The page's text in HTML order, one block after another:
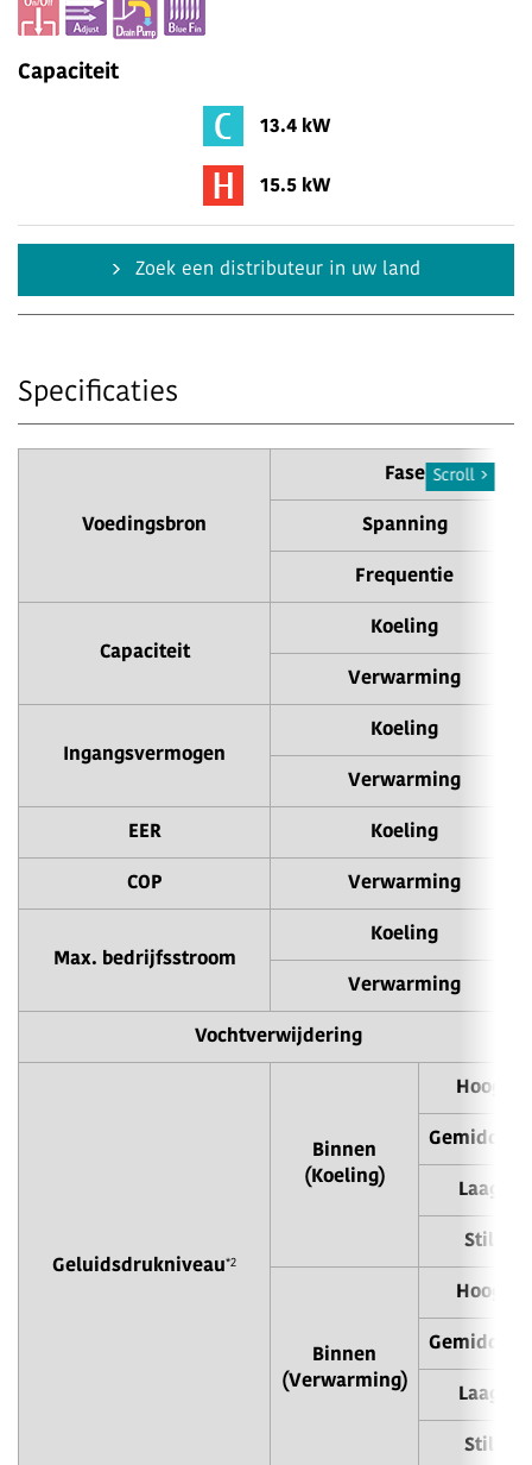
Capaciteit
13.4 kW
15.5 kW
Zoek een distributeur in uw land
Specificaties
Voedingsbron
Fase
Spanning
Frequentie
Capaciteit
Koeling
Verwarming
Ingangsvermogen
Koeling
Verwarming
EER Koeling
COP Verwarming
Max. bedrijfsstroom
Koeling
Verwarming
Vochtverwijdering
Geluidsdrukniveau*2
Binnen
(Koeling)
Hoog
Gemiddeld
Laag
Stil
Binnen
(Verwarming)
Hoog
Gemiddeld
Laag
Stil
Scroll